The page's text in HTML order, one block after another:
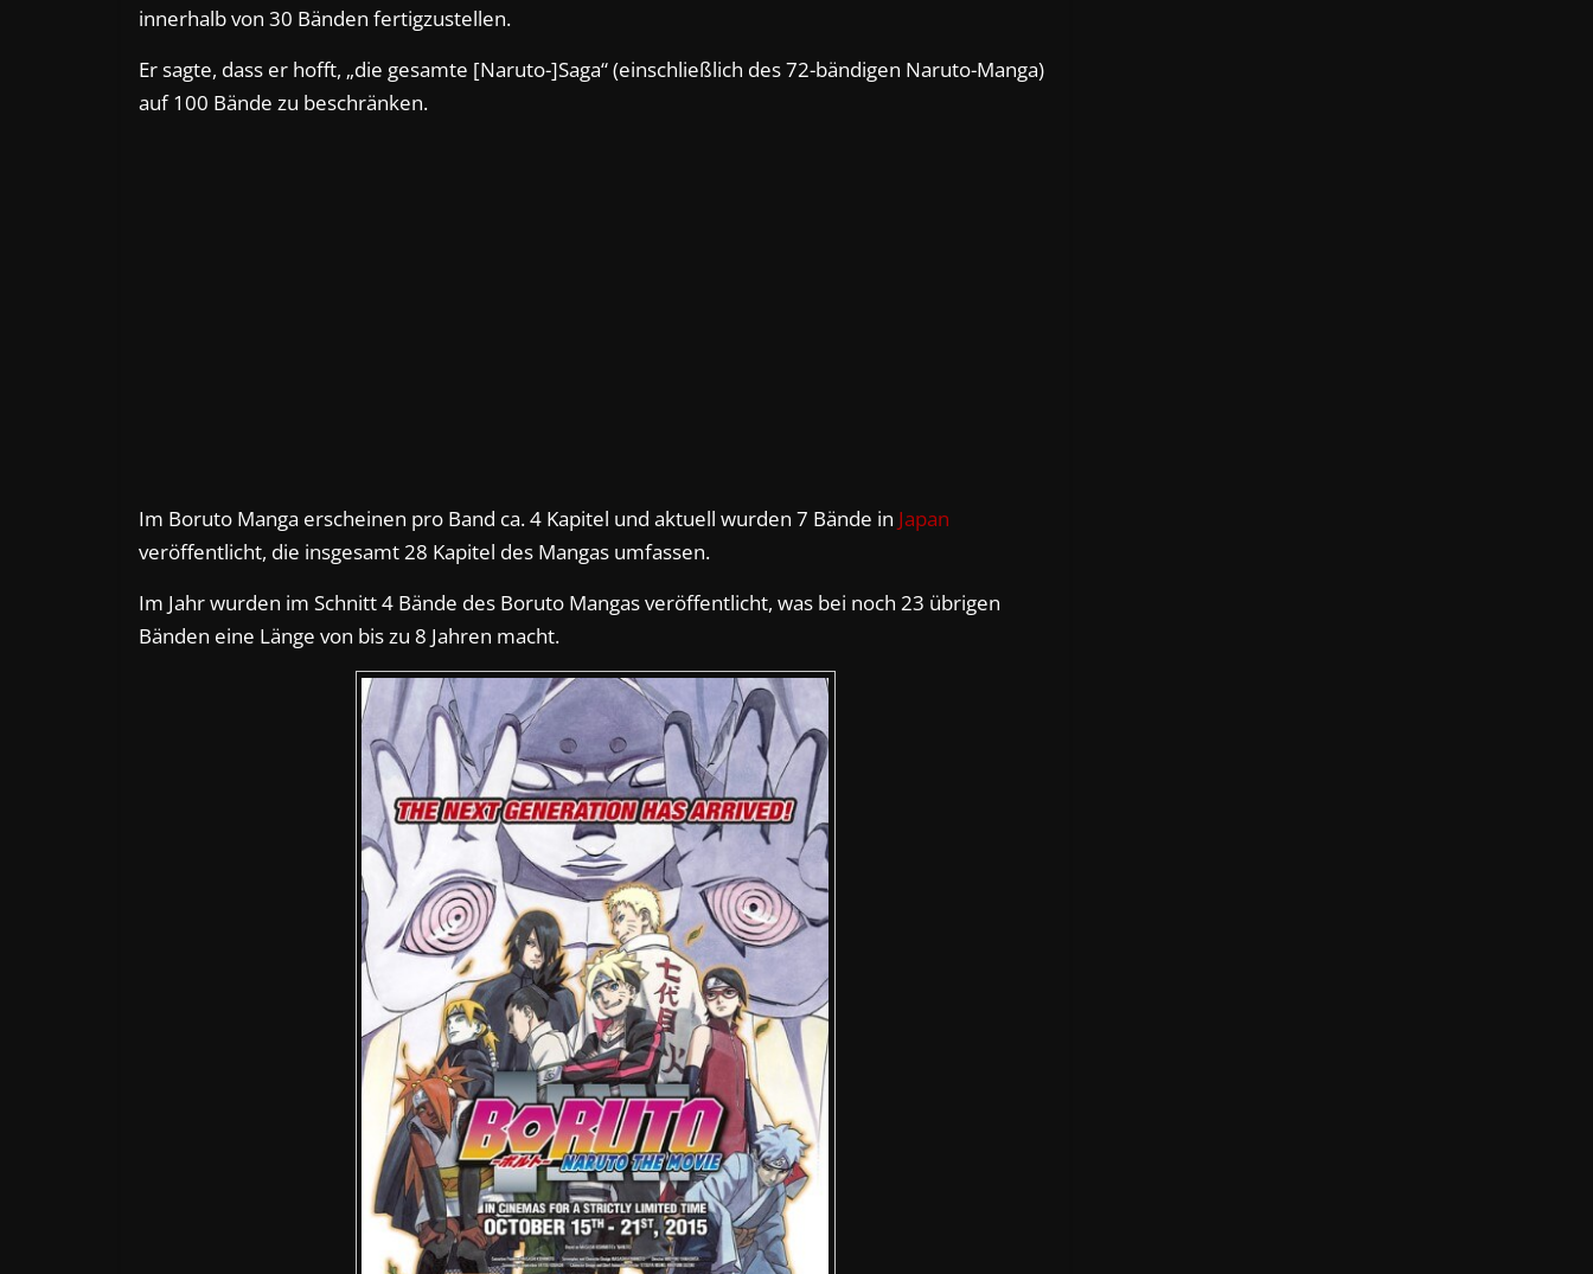
innerhalb von 30 Bänden fertigzustellen.
Er sagte, dass er hofft, „die gesamte [Naruto-]Saga“ (einschließlich des 72-bändigen Naruto-Manga)
auf 100 Bände zu beschränken.
Im Boruto Manga erscheinen pro Band ca. 4 Kapitel und aktuell wurden 7 Bände in Japan
veröffentlicht, die insgesamt 28 Kapitel des Mangas umfassen.
Im Jahr wurden im Schnitt 4 Bände des Boruto Mangas veröffentlicht, was bei noch 23 übrigen
Bänden eine Länge von bis zu 8 Jahren macht.